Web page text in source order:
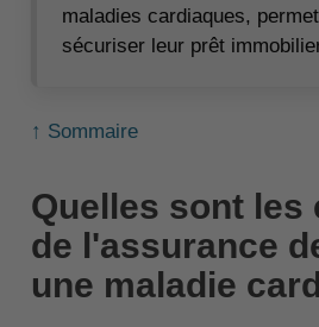
maladies cardiaques,
sécuriser leur prêt
↑ Sommaire
Quelles sont les
de l'assurance
une maladie